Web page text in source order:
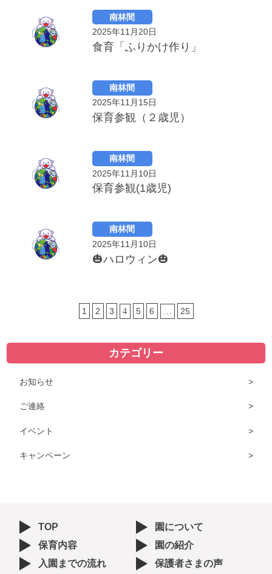
南林間
2025年11月20日
食育「ふりかけ作り」
南林間
2025年11月15日
保育参観（２歳児）
南林間
2025年11月10日
保育参観(1歳児)
南林間
2025年11月10日
🎃ハロウィン🎃
1 2 3 4 5 6 25
カテゴリー
お知らせ
ご連絡
イベント
キャンペーン
TOP
園について
保育内容
園の紹介
入園までの流れ
保護者さまの声